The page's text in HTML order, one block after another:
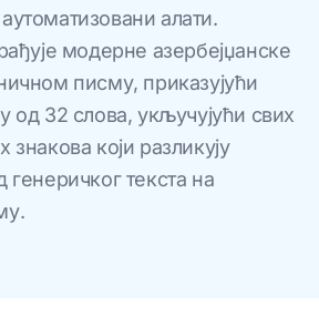
алати.
модерне азербејџанске
писму, приказујући
од 32 слова, укључујући свих
знакова који разликују
генеричког текста на